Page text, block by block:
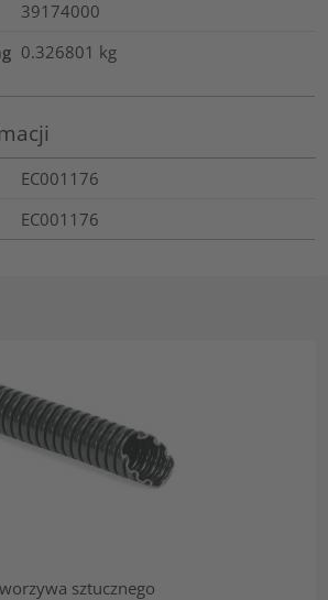
39174000
0.326801 kg
EC001176
EC001176
sztucznego